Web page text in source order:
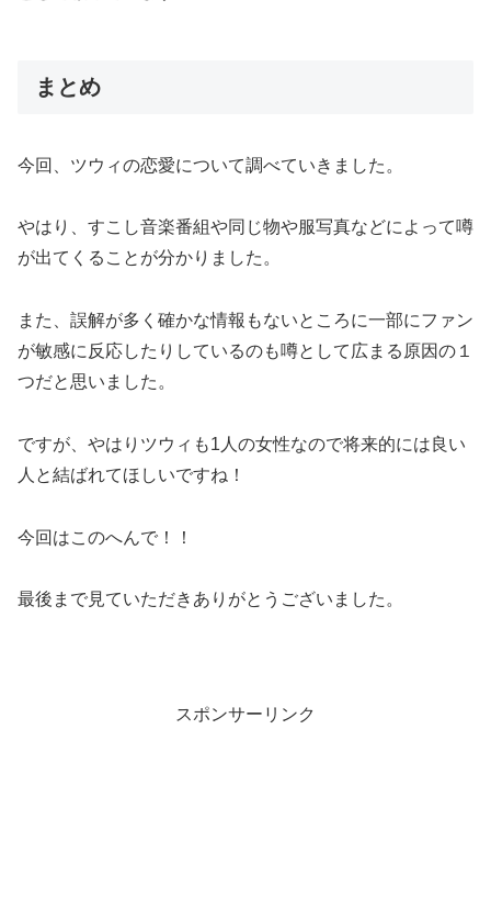
まとめ
今回、ツウィの恋愛について調べていきました。
やはり、すこし音楽番組や同じ物や服写真などによって噂
が出てくることが分かりました。
また、誤解が多く確かな情報もないところに一部にファン
が敏感に反応したりしているのも噂として広まる原因の１
つだと思いました。
ですが、やはりツウィも1人の女性なので将来的には良い
人と結ばれてほしいですね！
今回はこのへんで！！
最後まで見ていただきありがとうございました。
スポンサーリンク